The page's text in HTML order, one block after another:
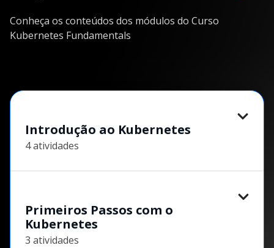
Conheça os conteúdos dos módulos do Curso
Kubernetes Fundamentals
Introdução ao Kubernetes
4 atividades
Primeiros Passos com o
Kubernetes
3 atividades